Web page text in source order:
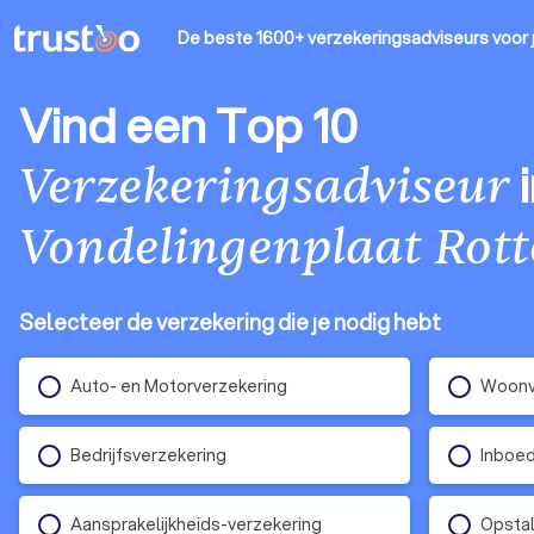
De beste 1600+ verzekeringsadviseursvoor
Vind een Top 10
Verzekeringsadviseur
Vondelingenplaat
Selecteer de verzekering die je nodig hebt
Auto- en Motorverzekering
Bedrijfsverzekering
Aansprakelijkheids-verzekering